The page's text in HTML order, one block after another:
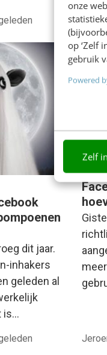
onze
op ‘Zelf
gebruik
Powered
Zelf
dit jaar.
inhakers
geleden al
is…